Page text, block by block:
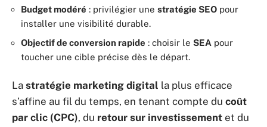
Budget modéré : privilégier une stratégie SEO pour
installer une visibilité durable.
Objectif de conversion rapide : choisir le SEA pour
toucher une cible précise dès le départ.
La stratégie marketing digital la plus efficace
s’affine au fil du temps, en tenant compte du coût
par clic (CPC), du retour sur investissement et du